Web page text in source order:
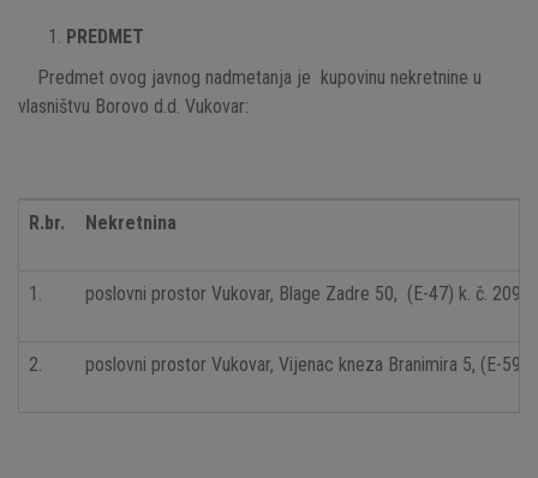
PREDMET
Predmet ovog javnog nadmetanja je kupovinu nekretnine u
vlasništvu Borovo d.d. Vukovar:
R.br. Nekretnina
1. poslovni prostor Vukovar, Blage Zadre 50, (E-47) k. č. 209/
2. poslovni prostor Vukovar, Vijenac kneza Branimira 5, (E-